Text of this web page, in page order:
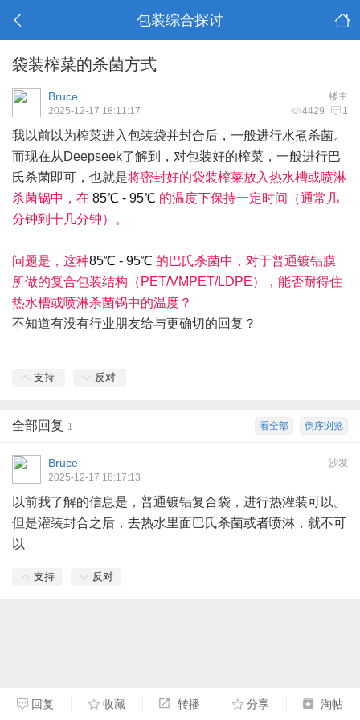
包装综合探讨
袋装榨菜的杀菌方式
楼主
Bruce
4429 1
2025-12-17 18:11:17
我以前以为榨菜进入包装袋并封合后，一般进行水煮杀菌。
而现在从Deepseek了解到，对包装好的榨菜，一般进行巴
氏杀菌即可，也就是将密封好的袋装榨菜放入热水槽或喷淋
杀菌锅中，在 85℃ - 95℃ 的温度下保持一定时间（通常几
分钟到十几分钟）。
问题是，这种85℃ - 95℃ 的巴氏杀菌中，对于普通镀铝膜
所做的复合包装结构（PET/VMPET/LDPE），能否耐得住
热水槽或喷淋杀菌锅中的温度？
不知道有没有行业朋友给与更确切的回复？
支持 反对
倒序浏览
看全部
全部回复 1
沙发
Bruce
2025-12-17 18:17:13
以前我了解的信息是，普通镀铝复合袋，进行热灌装可以。
但是灌装封合之后，去热水里面巴氏杀菌或者喷淋，就不可
以
支持 反对
回复 收藏 转播 分享 淘帖